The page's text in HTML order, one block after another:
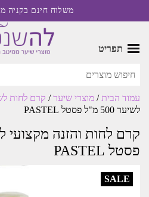
משלוח חינם בקניה מעל
תפריט
עמוד הבית / מוצרי שיער/ קרם לחות
לשיער 500 מ"ל פסטל PASTEL
פסטל PASTEL